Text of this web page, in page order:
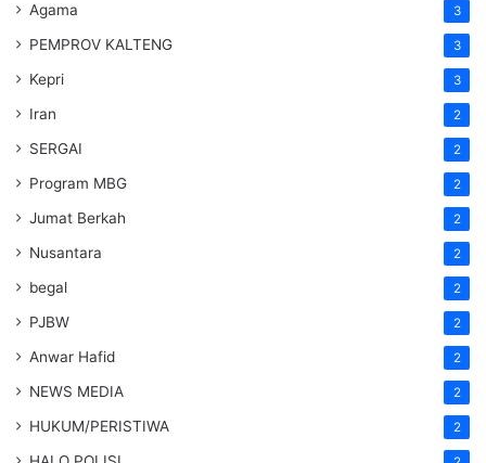
Agama 3
PEMPROV KALTENG 3
Kepri 3
Iran 2
SERGAI 2
Program MBG 2
Jumat Berkah 2
Nusantara 2
begal 2
PJBW 2
Anwar Hafid 2
NEWS MEDIA 2
HUKUM/PERISTIWA 2